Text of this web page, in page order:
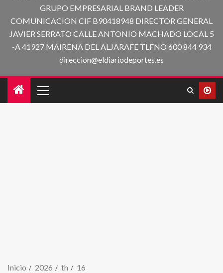
GRUPO EMPRESARIAL BRAND LEADER
COMUNICACION CIF B90418948 DIRECTOR GENERAL
JAVIER SERRATO CALLE ANTONIO MACHADO LOCAL 5
-A 41927 MAIRENA DEL ALJARAFE TLFNO 600 844 934
direccion@eldiariodeportes.es
Inicio 2026 th 16